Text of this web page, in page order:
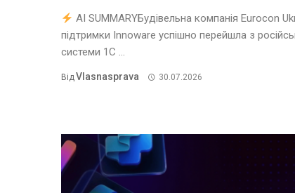
AI SUMMARYБудівельна компанія Eurocon
підтримки Innoware успішно перейшла з
системи 1С ...
ВідVlasnasprava 30.07.2026